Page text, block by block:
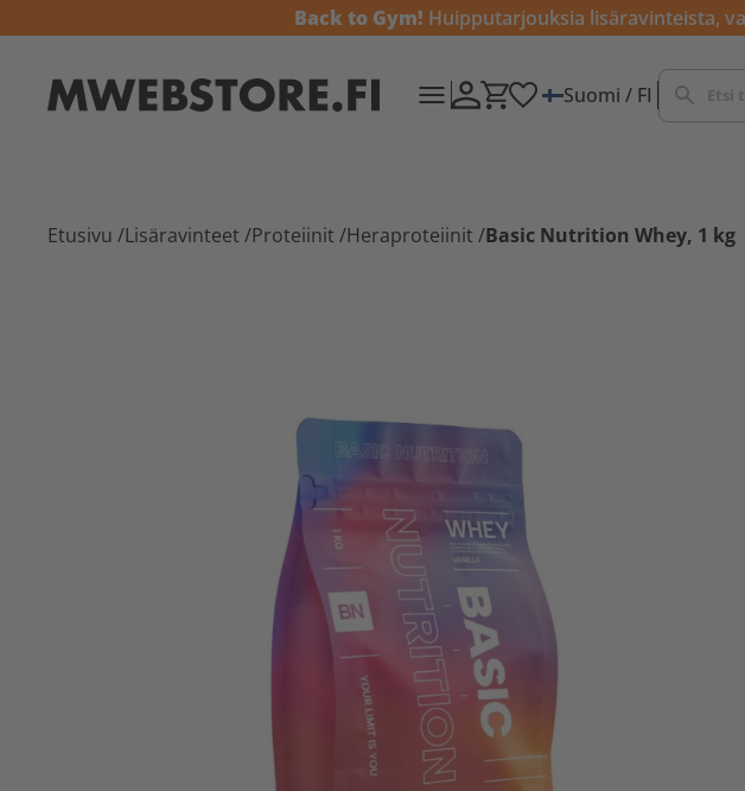
Back to Gym! Huipputarjouksia lisäravinteista,
Suomi / FI
Etusivu /Lisäravinteet /Proteiinit /Heraproteiinit /Basic Nutrition Whey, 1 kg